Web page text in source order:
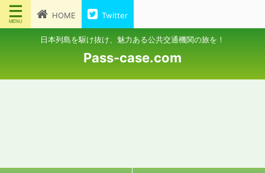
HOME Twitter
日本列島を駆け抜け、魅力ある公共交通機関の旅を！
Pass-case.com